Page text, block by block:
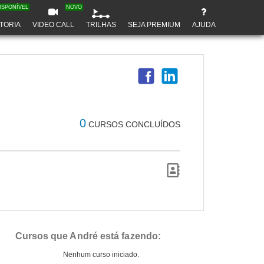
VIDEO CALL
NOVO
TRILHAS SEJA PREMIUM AJUDA
0 CURSOS CONCLUÍDOS
Cursos que André está fazendo:
Nenhum curso iniciado.